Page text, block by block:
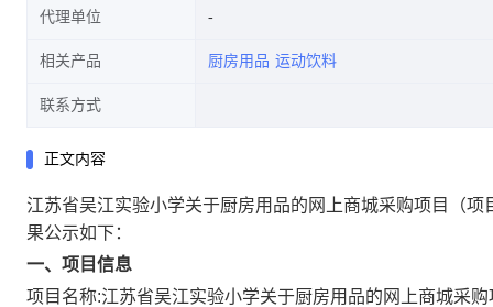
代理单位
相关产品 厨房用品 运动饮料
联系方式
正文内容
江苏省吴江实验小学关于厨房用品的网上商城采购项目
（
果公示如下：
一、项目信息
项目名称:江苏省吴江实验小学关于厨房用品的网上商城采购